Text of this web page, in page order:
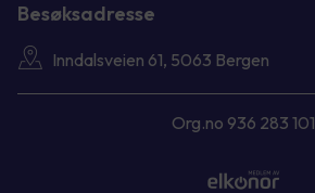
Besøksadresse
Inndalsveien 61, 5063 Bergen
Org.no 936 283 101